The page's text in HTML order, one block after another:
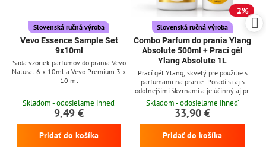
Slovenská ručná výroba
Vevo Essence Sample Set
9x10ml
Sada vzoriek parfumov do prania Vevo
Natural 6 x 10ml a Vevo Premium 3 x
10 ml
Skladom - odosielame ihneď
9,49 €
Pridať do košíka
2%
Slovenská ručná výroba
Combo Parfum do prania Ylang
Absolute 500ml + Prací gél
Ylang Absolute 1L
Prací gél Ylang, skvelý pre použitie s
parfumami na pranie. Poradí si aj s
odolnejšími škvrnami a je účinný aj pri
nízkych teplotách
Skladom - odosielame ihneď
33,90 €
Pridať do košíka